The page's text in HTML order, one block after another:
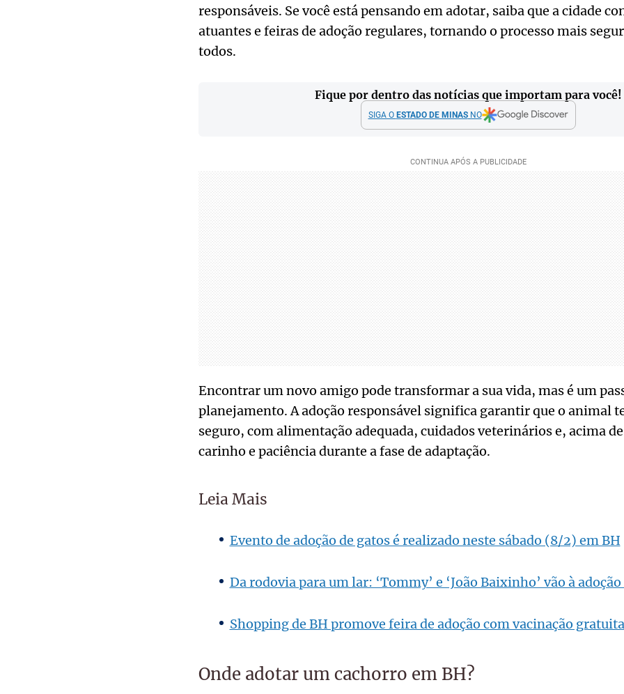
responsáveis. Se você está pensando em adotar, saiba que a cidade
atuantes e feiras de adoção regulares, tornando o processo mais
todos.
Fique por dentro das notícias que importam para você!
SIGA O ESTADO DE MINASNO
Encontrar um novo amigo pode transformar a sua vida, mas é um
planejamento. A adoção responsável significa garantir que o animal
seguro, com alimentação adequada, cuidados veterinários e, acima
carinho e paciência durante a fase de adaptação.
Leia Mais
Evento de adoção de gatos é realizado neste sábado (8/2) em BH
Da rodovia para um lar: ‘Tommy’ e ‘João Baixinho’ vão à adoção
Shopping de BH promove feira de adoção com vacinação
Onde adotar um cachorro em BH?